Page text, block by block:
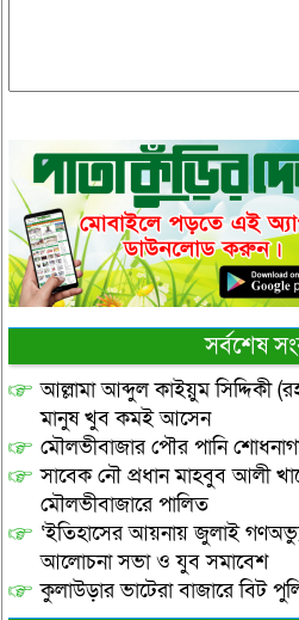
সর্বশেষ
আল্লামা আব্দুল কাইয়ুম সিদ্দিকী
মানুষ খুব কমই আসেন
মৌলভীবাজার পৌর পানি
সাবেক নৌ প্রধান মাহবুব আলী
মৌলভীবাজারে পালিত
‘ইতিহাসের আয়নায় জুলাই
আলোচনা সভা ও যুব সমাবেশ
কুলাউড়ার ভাটেরা বাজারে বিট